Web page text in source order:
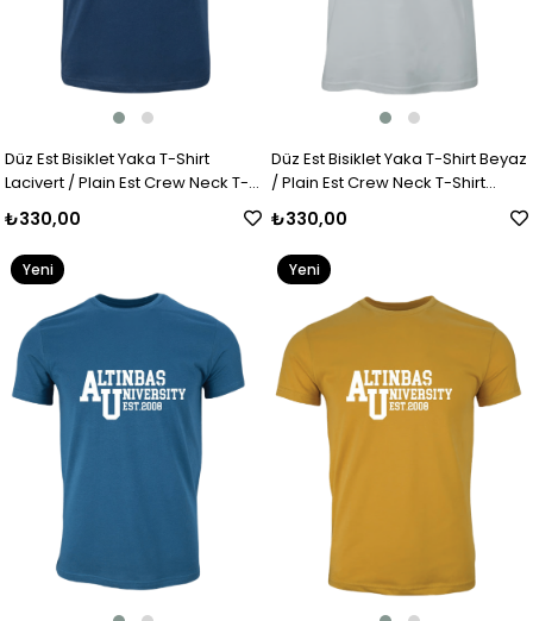
Düz Est Bisiklet Yaka T-Shirt
Lacivert / Plain Est Crew Neck T-
Shirt Navy Blue
₺330,00
Düz Est Bisiklet Yaka T-Shirt Beyaz
/ Plain Est Crew Neck T-Shirt
White
₺330,00
Yeni
Yeni